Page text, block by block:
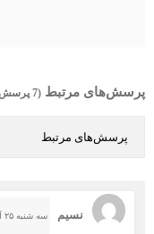
پرسش‌های مرتبط (7 پرسش)
نسیم سه شنبه ۲۵ آبان ۰( 4 سال پیش)